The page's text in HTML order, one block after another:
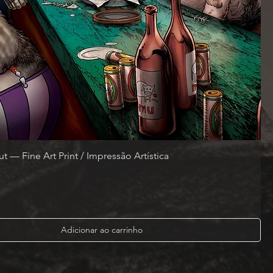
— Fine Art Print / Impressão Artística
Adicionar ao carrinho